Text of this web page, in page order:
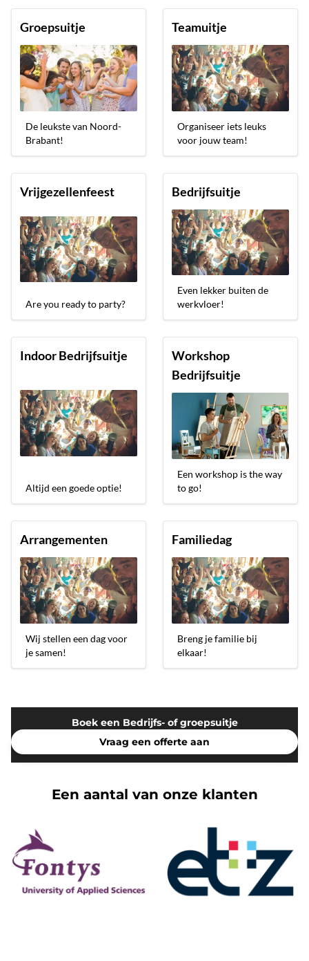
Groepsuitje
De leukste van Noord-
Brabant!
Teamuitje
Organiseer iets leuks
voor jouw team!
Vrijgezellenfeest
Are you ready to party?
Bedrijfsuitje
Even lekker buiten de
werkvloer!
Indoor Bedrijfsuitje
Altijd een goede optie!
Workshop
Bedrijfsuitje
Een workshop is the way
to go!
Arrangementen
Wij stellen een dag voor
je samen!
Familiedag
Breng je familie bij
elkaar!
Boek een Bedrijfs- of groepsuitje
Vraag een offerte aan
Een aantal van onze klanten